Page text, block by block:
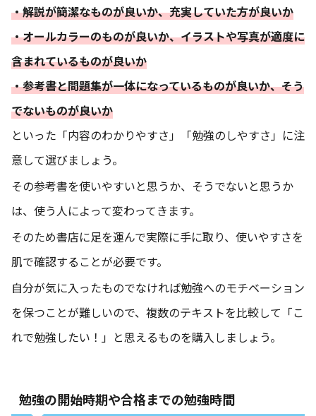
・解説が簡潔なものが良いか、充実していた方が良いか
・オールカラーのものが良いか、イラストや写真が適度に
含まれているものが良いか
・参考書と問題集が一体になっているものが良いか、そう
でないものが良いか
といった「内容のわかりやすさ」「勉強のしやすさ」に注
意して選びましょう。
その参考書を使いやすいと思うか、そうでないと思うか
は、使う人によって変わってきます。
そのため書店に足を運んで実際に手に取り、使いやすさを
肌で確認することが必要です。
自分が気に入ったものでなければ勉強へのモチベーション
を保つことが難しいので、複数のテキストを比較して「こ
れで勉強したい！」と思えるものを購入しましょう。
勉強の開始時期や合格までの勉強時間